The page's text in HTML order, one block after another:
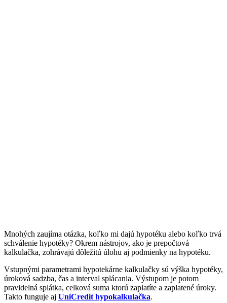
Mnohých zaujíma otázka, koľko mi dajú hypotéku alebo koľko trvá
schválenie hypotéky? Okrem nástrojov, ako je prepočtová
kalkulačka, zohrávajú dôležitú úlohu aj podmienky na hypotéku.
Vstupnými parametrami hypotekárne kalkulačky sú výška hypotéky,
úroková sadzba, čas a interval splácania. Výstupom je potom
pravidelná splátka, celková suma ktorú zaplatíte a zaplatené úroky.
Takto funguje aj UniCredit hypokalkulačka.